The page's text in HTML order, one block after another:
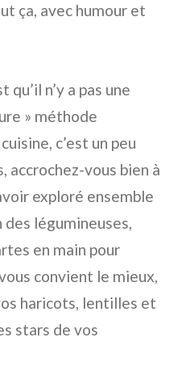
ça, avec humour et
qu’il n’y a pas une
» méthode
c’est un peu
accrochez-vous bien à
exploré ensemble
des légumineuses,
en main pour
convient le mieux,
haricots, lentilles et
stars de vos